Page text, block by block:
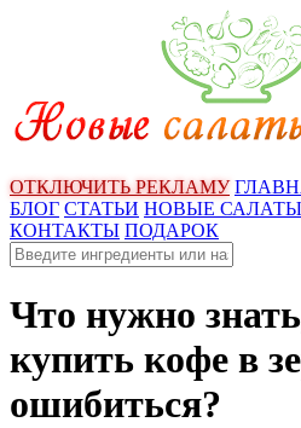
ОТКЛЮЧИТЬ РЕКЛАМУ
БЛОГ СТАТЬИ НОВЫЕ САЛАТЫ
КОНТАКТЫ ПОДАРОК
Что нужно
купить кофе в
ошибиться?